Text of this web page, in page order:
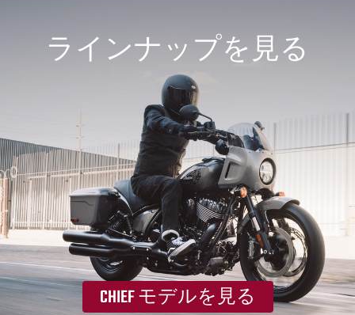
ラインナップを見る
CHIEF モデルを見る